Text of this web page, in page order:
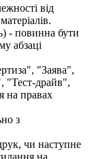
від
- повинна бути
абзаці
"Заява",
"Тест-драйв",
на правах
з
чи наступне
на